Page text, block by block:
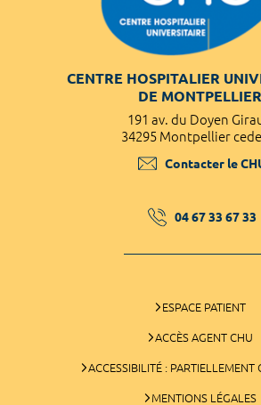
CENTRE HOSPITALIER
DE MONTPELLIER
191 av. du Doyen
34295 Montpellier
Contacter le
04 67 33 67 33
ESPACE PATIENT
ACCÈS AGENT CHU
ACCESSIBILITÉ : PARTIELLEMENT
MENTIONS LÉGALES